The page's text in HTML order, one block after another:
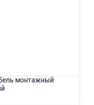
монтажный